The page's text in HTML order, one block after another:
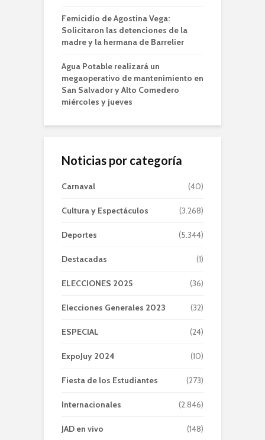
Femicidio de Agostina Vega:
Solicitaron las detenciones de la
madre y la hermana de Barrelier
Agua Potable realizará un
megaoperativo de mantenimiento en
San Salvador y Alto Comedero
miércoles y jueves
Noticias por categoría
Carnaval (40)
Cultura y Espectáculos (3.268)
Deportes (5.344)
Destacadas (1)
ELECCIONES 2025 (36)
Elecciones Generales 2023 (32)
ESPECIAL (24)
ExpoJuy 2024 (10)
Fiesta de los Estudiantes (273)
Internacionales (2.846)
JAD en vivo (148)